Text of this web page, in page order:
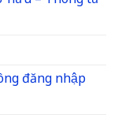
đăng nhập